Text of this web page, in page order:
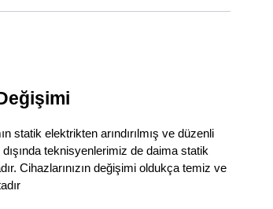
statik elektrikten arındırılmış ve düzenli
teknisyenlerimiz de daima statik
Cihazlarınızın değişimi oldukça temiz ve